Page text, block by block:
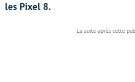
les Pixel 8.